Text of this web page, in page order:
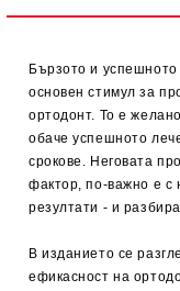
Бързото и успешното
основен стимул за
ортодонт. То е
обаче успешното
срокове. Неговата
фактор, по-важно е с
резултати - и
В изданието се
ефикасност на